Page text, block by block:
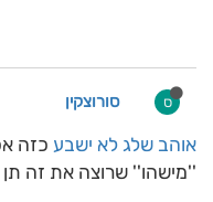
ס סורוצקין
אוהב שלג לא ישבע כזה
''מישהו'' שרוצה את זה